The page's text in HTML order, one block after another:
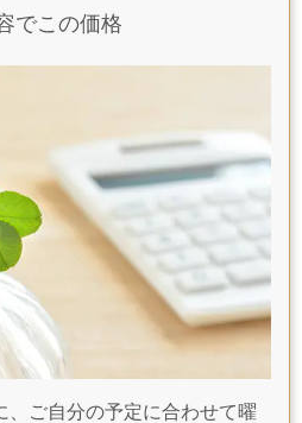
でこの価格
、ご自分の予定に合わせて曜